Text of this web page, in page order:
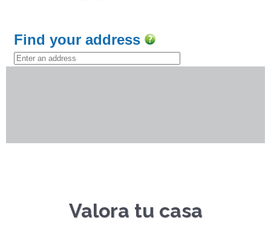
Valora tu casa